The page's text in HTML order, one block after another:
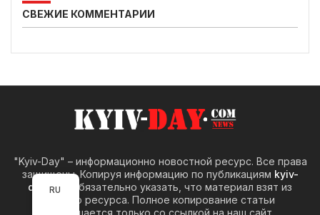
СВЕЖИЕ КОММЕНТАРИИ
"Kyiv-Day" – информационно новостной ресурс. Все права
защищены. Копируя информацию по публикациям kyiv-
day.com
обязательно указать, что материал взят из
нашего ресурса. Полное копирование статьи
RU